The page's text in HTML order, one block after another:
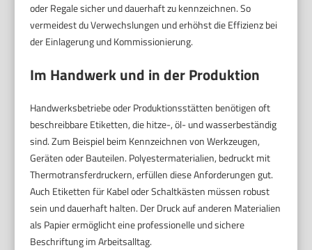
oder Regale sicher und dauerhaft zu kennzeichnen. So
vermeidest du Verwechslungen und erhöhst die Effizienz bei
der Einlagerung und Kommissionierung.
Im Handwerk und in der Produktion
Handwerksbetriebe oder Produktionsstätten benötigen oft
beschreibbare Etiketten, die hitze-, öl- und wasserbeständig
sind. Zum Beispiel beim Kennzeichnen von Werkzeugen,
Geräten oder Bauteilen. Polyestermaterialien, bedruckt mit
Thermotransferdruckern, erfüllen diese Anforderungen gut.
Auch Etiketten für Kabel oder Schaltkästen müssen robust
sein und dauerhaft halten. Der Druck auf anderen Materialien
als Papier ermöglicht eine professionelle und sichere
Beschriftung im Arbeitsalltag.